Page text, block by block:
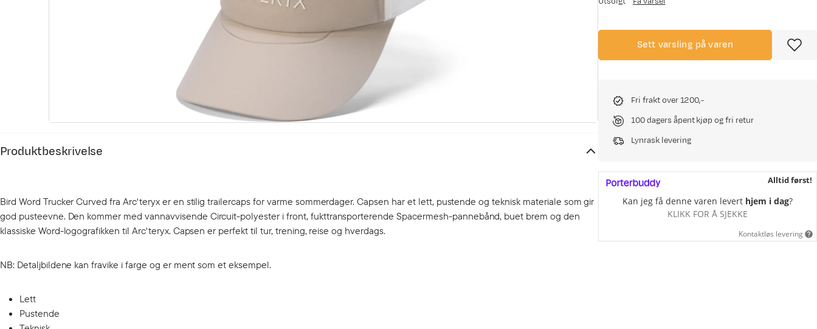
Produktbeskrivelse
Bird Word Trucker Curved fra Arc'teryx er en stilig trailercaps for varme sommerdager. Capsen har et lett, pustende og teknisk materiale som gir
god pusteevne. Den kommer med vannavvisende Circuit-polyester i front, fukttransporterende Spacermesh-pannebånd, buet brem og den
klassiske Word-logografikken til Arc'teryx. Capsen er perfekt til tur, trening, reise og hverdags.
NB: Detaljbildene kan fravike i farge og er ment som et eksempel.
Lett
Pustende
Sett varsling på varen
Fri frakt over 1200,-
100 dagers åpent kjøp og fri retur
Lynrask levering
Alltid først!
Kan jeg få denne varen levert hjem i dag?
KLIKK FOR Å SJEKKE
Kontaktløs levering